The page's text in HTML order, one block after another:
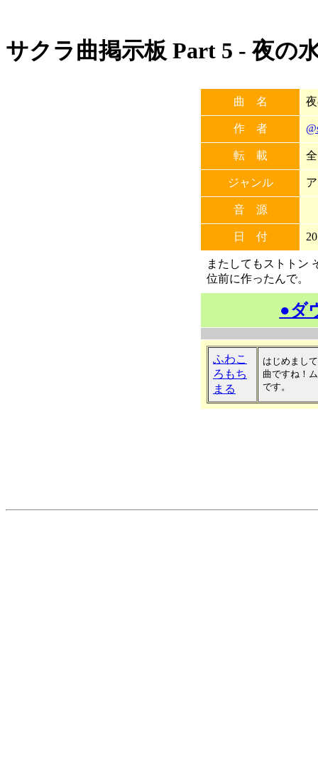
サクラ曲掲示板 Part 5 - 夜の
曲 名
作 者
転 載
ジャンル
音 源
日 付
またしてもストトン
位前に作ったんで。
●ダ
ふわこ
ろもち
まる
はじめまし
曲ですね！
です。